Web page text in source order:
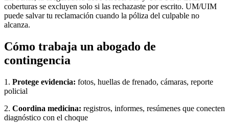
coberturas se excluyen solo si las rechazaste por escrito. UM/UIM
puede salvar tu reclamación cuando la póliza del culpable no
alcanza.
Cómo trabaja un abogado de
contingencia
1. Protege evidencia: fotos, huellas de frenado, cámaras, reporte
policial
2. Coordina medicina: registros, informes, resúmenes que conecten
diagnóstico con el choque